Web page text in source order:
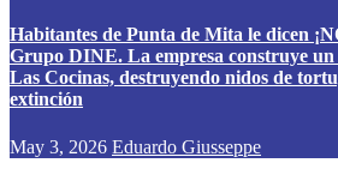
Habitantes de Punta de Mita le dicen
Grupo DINE. La empresa construye un
Las Cocinas, destruyendo nidos de
extinción
May 3, 2026 Eduardo Giusseppe